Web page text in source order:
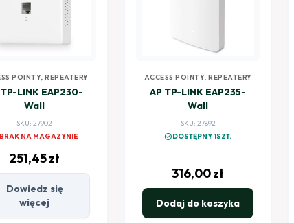
POINTY, REPEATERY
LINK EAP230-
Wall
SKU: 27902
BRAK NA MAGAZYNIE
251,45zł
Dowiedz się
więcej
ACCESS POINTY, REPEATERY
AP TP-LINK EAP235-
Wall
SKU: 27892
check_circleDOSTĘPNY 1SZT.
316,00zł
Dodaj do koszyka